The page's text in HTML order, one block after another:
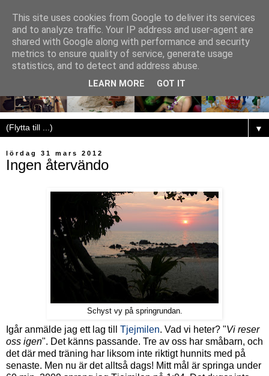
▼
lördag 31 mars 2012
Ingen återvändo
Schyst vy på springrundan.
Igår anmälde jag ett lag till Tjejmilen. Vad vi heter? "Vi reser
oss igen". Det känns passande. Tre av oss har småbarn, och
det där med träning har liksom inte riktigt hunnits med på
senaste. Men nu är det alltså dags! Mitt mål är springa under
This site uses cookies from Google to deliver its services
and to analyze traffic. Your IP address and user-agent are
shared with Google along with performance and security
metrics to ensure quality of service, generate usage
statistics, and to detect and address abuse.
LEARN MORE GOT IT